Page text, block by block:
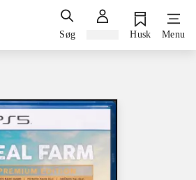
Søg Husk Menu